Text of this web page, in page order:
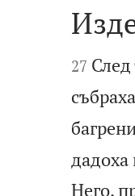


27 След
дадоха
Него,